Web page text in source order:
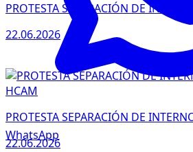
WhatsApp
PROTESTA SEPARACIÓN DE
22.06.2026
PROTESTA SEPARACIÓN DE
22.06.2026